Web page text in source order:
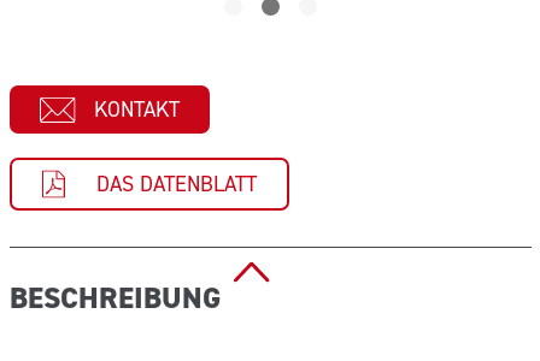
KONTAKT
DAS DATENBLATT
BESCHREIBUNG